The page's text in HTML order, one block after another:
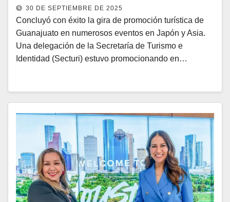
30 DE SEPTIEMBRE DE 2025
Concluyó con éxito la gira de promoción turística de
Guanajuato en numerosos eventos en Japón y Asia.
Una delegación de la Secretaría de Turismo e
Identidad (Secturi) estuvo promocionando en…